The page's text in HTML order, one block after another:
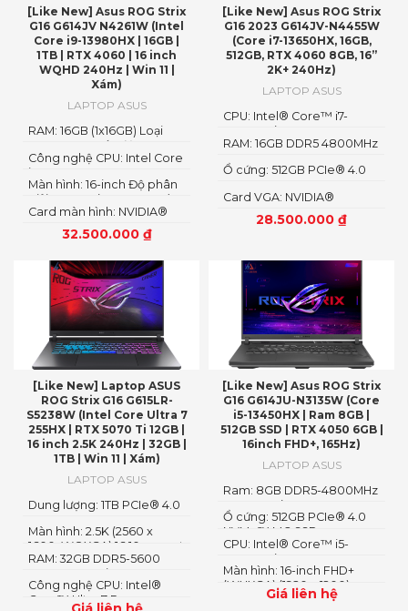
[Like New] Asus ROG Strix
G16 G614JV N4261W (Intel
Core i9-13980HX | 16GB |
1TB | RTX 4060 | 16 inch
WQHD 240Hz | Win 11 |
Xám)
LAPTOP ASUS
32.500.000 ₫
Card màn hình: NVIDIA®
GeForce RTX™ 4060
Laptop GPU 8GB GDDR6
Màn hình: 16-inch Độ phân
giải: WQHD (2560 x 1600)
Công nghệ CPU: Intel Core
i9-13980HX Processor 2.2
GHz
RAM: 16GB (1x16GB) Loại
RAM: DDR5 Tốc độ Bus
RAM: 4800MHz
[Like New] Asus ROG Strix
G16 2023 G614JV-N4455W
(Core i7-13650HX, 16GB,
512GB, RTX 4060 8GB, 16”
2K+ 240Hz)
LAPTOP ASUS
28.500.000 ₫
Card VGA: NVIDIA®
GeForce RTX™ 4060 8GB
GDDR6 (140W)
Ổ cứng: 512GB PCIe® 4.0
RAM: 16GB DDR5 4800MHz
CPU: Intel® Core™ i7-
13650HX (2.60GHz up to
4.90GHz, 24MB Cache)
[Like New] Laptop ASUS
ROG Strix G16 G615LR-
S5238W (Intel Core Ultra 7
255HX | RTX 5070 Ti 12GB |
16 inch 2.5K 240Hz | 32GB |
1TB | Win 11 | Xám)
LAPTOP ASUS
Công nghệ CPU: Intel®
Core™ Ultra 7 Processor
RAM: 32GB DDR5-5600
SO-DIMM Loại RAM: DDR5
Màn hình: 2.5K (2560 x
1600, WQXGA) 16:10 aspect
ratio
Dung lượng: 1TB PCIe® 4.0
[Like New] Asus ROG Strix
G16 G614JU-N3135W (Core
i5-13450HX | Ram 8GB |
512GB SSD | RTX 4050 6GB |
16inch FHD+, 165Hz)
LAPTOP ASUS
Giá liên hệ
Màn hình: 16-inch FHD+
(WUXGA) (1920 x 1200)
CPU: Intel® Core™ i5-
13450HX (2.40GHz up to
4.60GHz, 20MB Cache)
Ổ cứng: 512GB PCIe® 4.0
NVMe™ M.2 SSD
Ram: 8GB DDR5-4800MHz
SO-DIMM (2x SO-DIMM
slot)